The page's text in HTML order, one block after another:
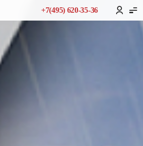
+7(495) 620-35-36